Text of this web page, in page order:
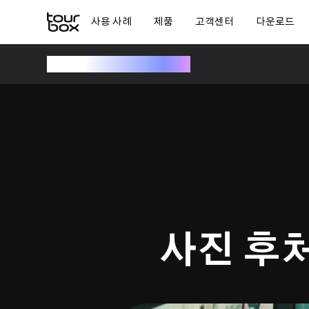
사용 사례 제품 고객센터 다운로드
사진 후